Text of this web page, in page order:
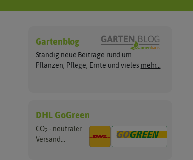
Gartenblog
Ständig neue Beiträge rund um
Pflanzen, Pflege, Ernte und vieles mehr...
DHL GoGreen
CO2 - neutraler
Versand...